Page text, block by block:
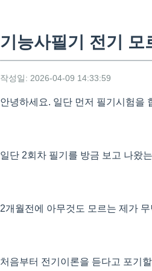
기능사필기 전기 모
작성일: 2026-04-09 14:33:59
안녕하세요. 일단 먼저 필기시험을
일단 2회차 필기를 방금 보고 나왔
2개월전에 아무것도 모르는 제가
처음부터 전기이론을 듣다고 포기